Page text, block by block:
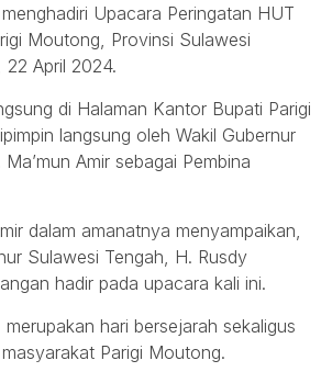
Upacara Peringatan HUT
Moutong, Provinsi Sulawesi
22 April 2024.
di Halaman Kantor Bupati Parigi
langsung oleh Wakil Gubernur
Amir sebagai Pembina
dalam amanatnya menyampaikan,
Sulawesi Tengah, H. Rusdy
hadir pada upacara kali ini.
hari bersejarah sekaligus
Parigi Moutong.